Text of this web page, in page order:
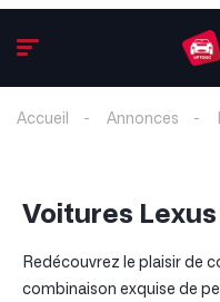
Accueil Annonces
Voitures
Redécouvrez le plaisir de
combinaison exquise de